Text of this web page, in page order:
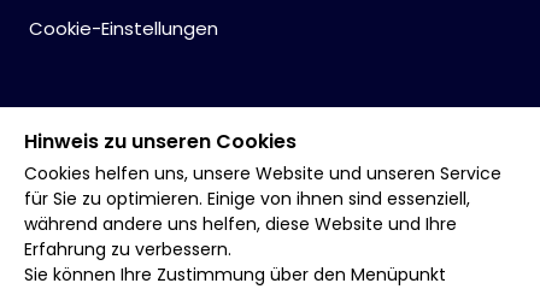
Cookie-Einstellungen
Hinweis zu unseren Cookies
Cookies helfen uns, unsere Website und unseren Service
für Sie zu optimieren. Einige von ihnen sind essenziell,
während andere uns helfen, diese Website und Ihre
Erfahrung zu verbessern.
Sie können Ihre Zustimmung über den Menüpunkt